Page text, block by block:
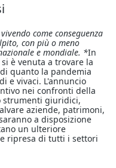
come conseguenza
con più o meno
e mondiale. *In
è venuta a trovare la
quanto la pandemia
e vivaci. L'annuncio
nei confronti della
strumenti giuridici,
aziende, patrimoni,
a disposizione
un ulteriore
ripresa di tutti i settori